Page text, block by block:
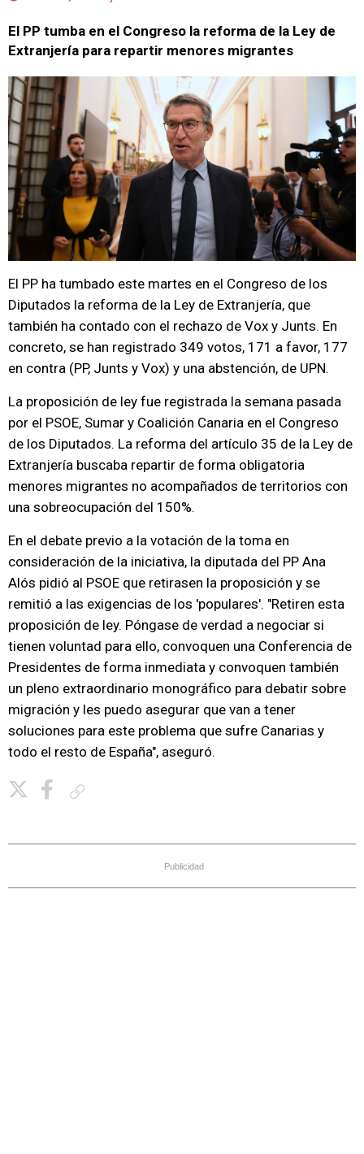
El PP tumba en el Congreso la reforma de la Ley de
Extranjería para repartir menores migrantes
El PP ha tumbado este martes en el Congreso de los
Diputados la reforma de la Ley de Extranjería, que
también ha contado con el rechazo de Vox y Junts. En
concreto, se han registrado 349 votos, 171 a favor, 177
en contra (PP, Junts y Vox) y una abstención, de UPN.
La proposición de ley fue registrada la semana pasada
por el PSOE, Sumar y Coalición Canaria en el Congreso
de los Diputados. La reforma del artículo 35 de la Ley de
Extranjería buscaba repartir de forma obligatoria
menores migrantes no acompañados de territorios con
una sobreocupación del 150%.
En el debate previo a la votación de la toma en
consideración de la iniciativa, la diputada del PP Ana
Alós pidió al PSOE que retirasen la proposición y se
remitió a las exigencias de los 'populares'. "Retiren esta
proposición de ley. Póngase de verdad a negociar si
tienen voluntad para ello, convoquen una Conferencia de
Presidentes de forma inmediata y convoquen también
un pleno extraordinario monográfico para debatir sobre
migración y les puedo asegurar que van a tener
soluciones para este problema que sufre Canarias y
todo el resto de España", aseguró.
Publicidad